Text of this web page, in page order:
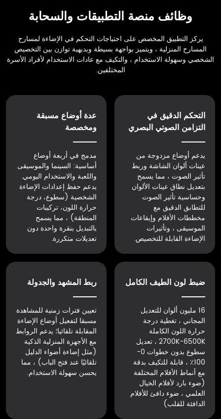
وظائف منصة التطبيقات والسحابة
يركز التطبيق المخصص على احتياجات التحكم في الإضاءة لمسارح
المسارح المنزلية ، ويتميز بواجهة بسيطة وبديهية توازن بين التخصيص
الشخصي وسهولة الاستخدام ، والتكيف مع عادات الاستخدام لأفراد الأسرة
المختلفين.
التحكم الدقيق في
التزامن الصوتي البصري
يدعم أوضاع مزدوجة من
عينات ألوان الشاشة وربط
تأثير الصوت ، مما يسمح
بتعديل نطاق عينات الألوان
وحساسية تأثير الصوت
للتطابق الدقيق مع
مخططات الأفلام وإيقاعات
الموسيقى ، وتأثيرات
الإضاءة القابلة للتخصيص.
عدة أوضاع مسبقة
ومخصصة
مدمج في أربعة أوضاع
أساسية: السينما والموسيقى
واللعبة والاستخدام اليومي.
يدعم حفظ إعدادات الإضاءة
الشخصية (سطوع، درجة
حرارة اللون، تركيبات
المنطقة) ، مما يسمح
بالتبديل بنقرة واحدة دون
تعديلات متكررة.
ضبط لون الطيف الكامل
16 مليون ألوان للتعديل
المجاني ، تغطية درجة
حرارة اللون الكاملة
2700K-6500K ، تعديل
سطوع بدون خطوات 0-
100٪ ، قابلة للتكيف بدقة
مع أنماط الأفلام المختلفة
(ضوء بارد لأفلام الخيال
العلمي ، ضوء دافئ للأفلام
الدافئة للقلب)
ربط المشهد والجدولة
تعيين فترات زمنية للمشاهدة
مسبقا لتفعيل أوضاع الإضاءة
المقابلة تلقائيا؛ يدعم الروابط
مع الأجهزة المنزلية الذكية
(مثل إضاءة أضواء الدليل
تلقائيًا عند فتح الباب) ، مما
يحسن سهولة الاستخدام.